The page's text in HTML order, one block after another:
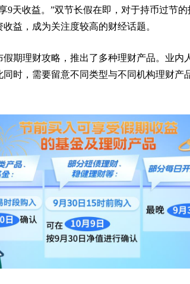
9天收益。”双节长假在即，对于持币过节
益，成为关注度较高的财经话题。
期理财攻略，推出了多种理财产品。业内
时，需要留意不同类型与不同机构理财产